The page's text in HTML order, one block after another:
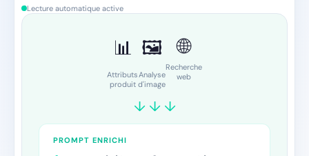
Lecture automatique active
Description produit